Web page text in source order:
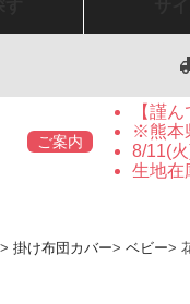
ご案内
【謹
※熊本
8/11(
生地在
掛け布団カバー ベビー